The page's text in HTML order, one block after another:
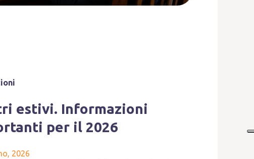
estivi. Informazioni
per il 2026
2026